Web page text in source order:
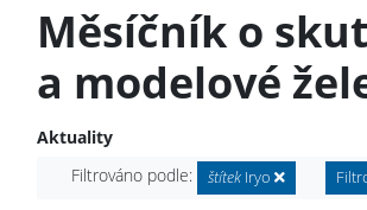
Měsíčník o
a modelové
Aktuality
Filtrováno podle:
štítekIryo